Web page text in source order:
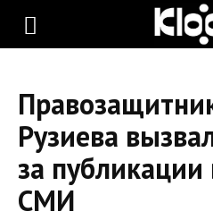
KLOOP.KG
Новости
Рузиева
за публикации
СМИ